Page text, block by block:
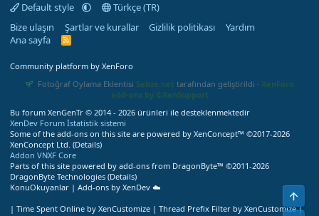
Default style
Türkçe (TR)
Bize ulaşın
Şartlar ve kurallar Gizlilik politikası
Yardım
Ana sayfa
R
Community platform by XenForo
Fotoğraf Oylama Eklentisi Sebze.net tarafından geliştirildi · XenForo
add-ons by ©XenSupport
Bu forum XenGenTr © 2014 - 2026 ürünleri ile desteklenmektedir
XenDev Forum İstatistik sistemi
Some of the add-ons on this site are powered by XenConcept™ ©2017-2026
XenConcept Ltd. (Details)
Addon VNXF Core
Parts of this site powered by add-ons from DragonByte™ ©2011-2026
DragonByte Technologies (Details)
KonuOkuyanlar | Add-ons by XenDev ☁️
| Time Spent Online by XenCustomize | Thread Prefix Filter by XenCustomize|